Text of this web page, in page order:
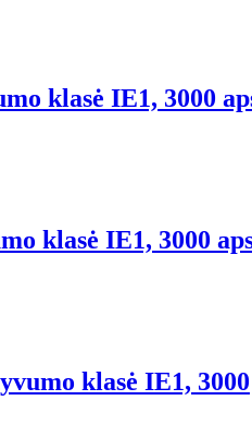
klasė IE1, 3000
klasė IE1, 3000
klasė IE1, 3000